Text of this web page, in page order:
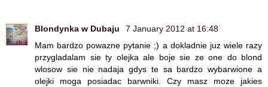
Blondynka w Dubaju
7 January 2012 at 16:48
Mam bardzo powazne pytanie ;) a dokladnie juz wiele razy
przygladalam sie ty olejka ale boje sie ze one do blond
wlosow sie nie nadaja gdys te sa bardzo wybarwione a
olejki moga posiadac barwniki. Czy masz moze jakies